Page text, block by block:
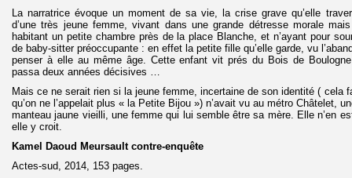
La narratrice évoque un moment de sa vie, la crise grave qu’elle
d’une très jeune femme, vivant dans une grande détresse morale
habitant un petite chambre près de la place Blanche, et n’ayant pour
de baby-sitter préoccupante : en effet la petite fille qu’elle garde, vu
penser à elle au même âge. Cette enfant vit prés du Bois de
passa deux années décisives …
Mais ce ne serait rien si la jeune femme, incertaine de son identité ( cela
qu’on ne l’appelait plus « la Petite Bijou ») n’avait vu au métro Châtelet,
manteau jaune vieilli, une femme qui lui semble être sa mère. Elle n’en
elle y croit.
Kamel Daoud Meursault contre-enquête
Actes-sud, 2014, 153 pages.